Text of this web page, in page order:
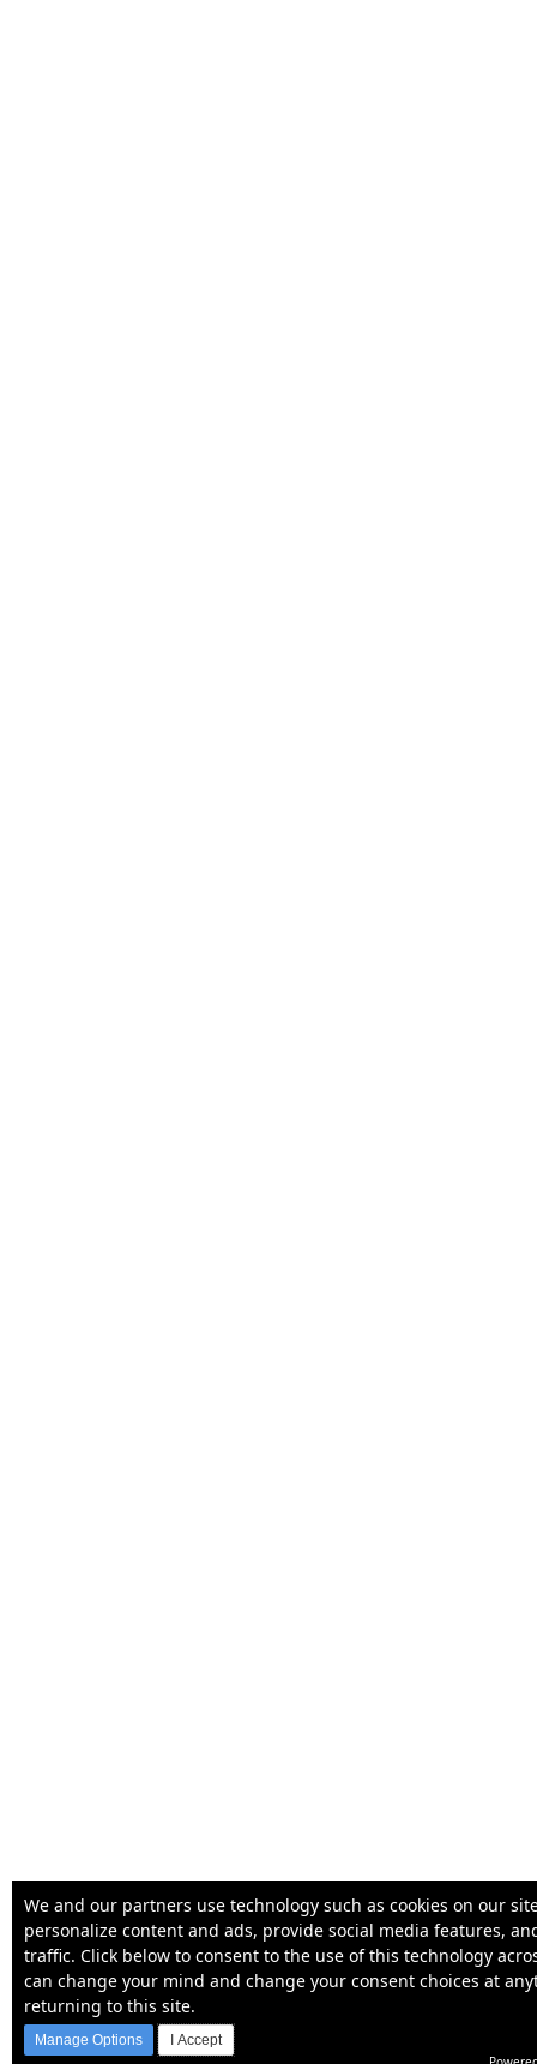
We and our partners use technology such as cookies on our
personalize content and ads, provide social media features,
traffic. Click below to consent to the use of this technology
can change your mind and change your consent choices at
returning to this site.
Manage Options
I Accept